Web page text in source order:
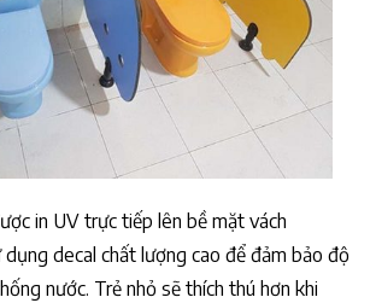
in UV trực tiếp lên bề mặt vách
decal chất lượng cao để đảm bảo độ
nước. Trẻ nhỏ sẽ thích thú hơn khi